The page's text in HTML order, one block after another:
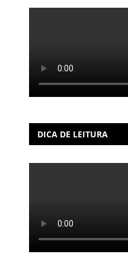
DICA DE LEITURA